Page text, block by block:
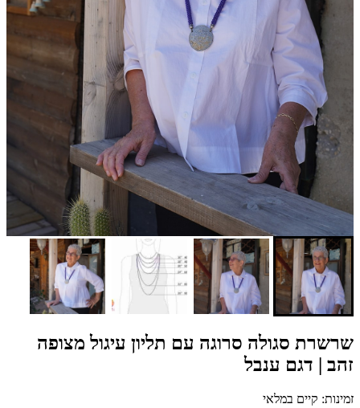
שרשרת סגולה סרוגה עם תליון עיגול מצופה
זהב | דגם ענבל
זמינות: קיים במלאי